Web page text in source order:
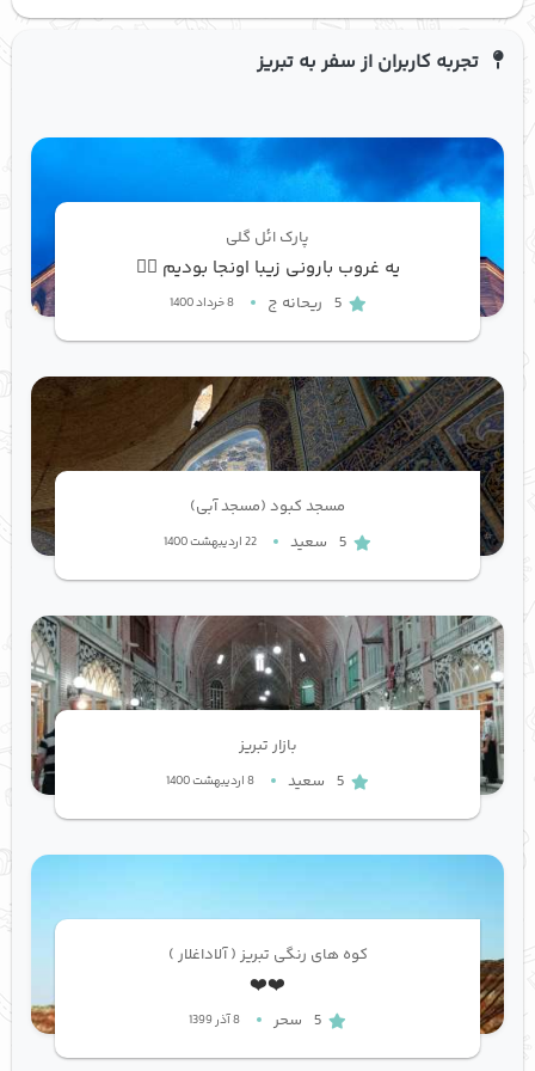
تجربه کاربران از سفر به تبریز
پارک ائل گلی
یه غروب بارونی زیبا اونجا بودیم 👍🏻
5 ریحانه ج 8 خرداد 1400
مسجد کبود (مسجد آبی)
5 سعید 22 اردیبهشت 1400
بازار تبریز
5 سعید 8 اردیبهشت 1400
کوه های رنگی تبریز ( آلاداغلار )
❤️❤️
5 سحر 8 آذر 1399